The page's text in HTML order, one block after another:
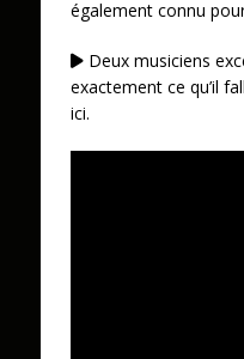
également connu
Deux musiciens
exactement ce qu’il
ici.